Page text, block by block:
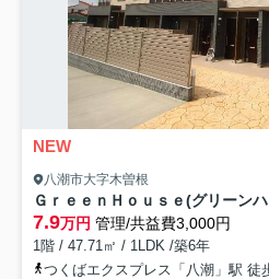
NEW
八潮市大字木曽根
ＧｒｅｅｎＨｏｕｓｅ(グリーン
7.9万円 管理/共益費3,000円
1階 / 47.71㎡ / 1LDK /築6年
つくばエクスプレス「八潮」駅 徒